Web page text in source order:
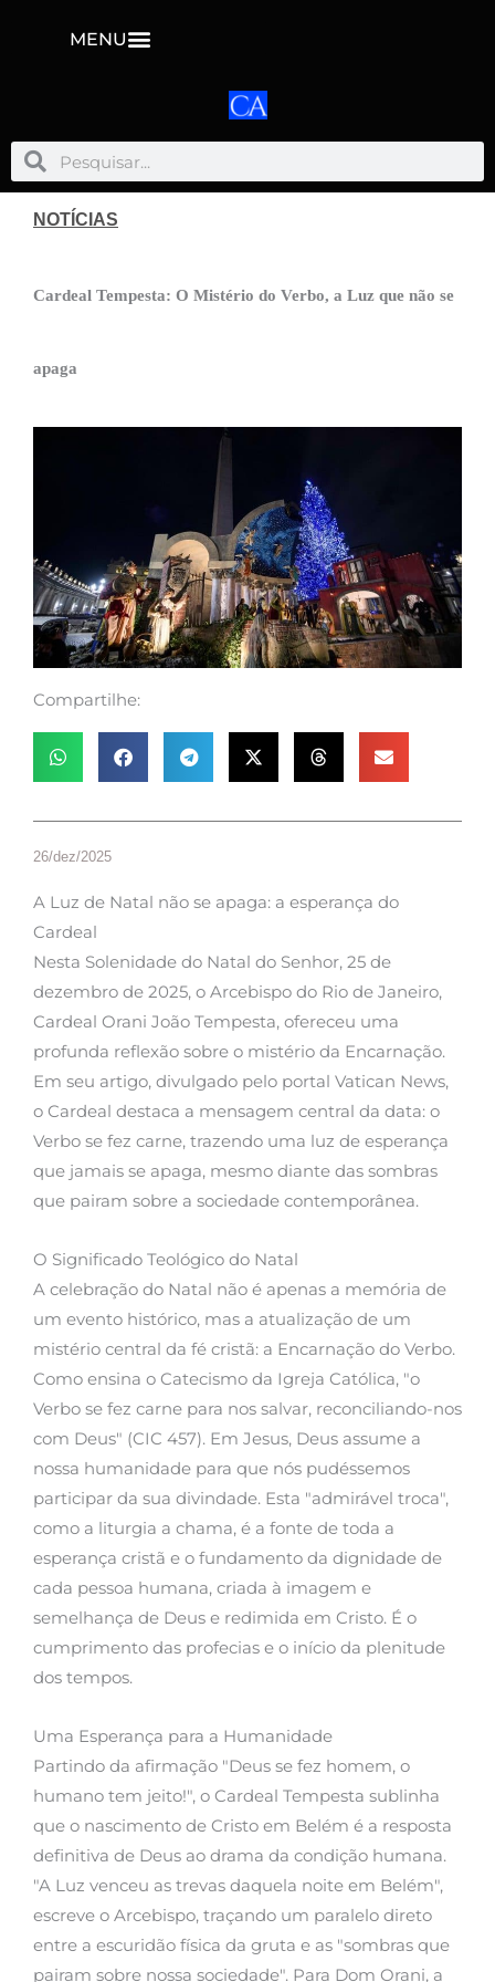
MENU
PesquisarPesquisar
NOTÍCIAS
Cardeal Tempesta: O Mistério do Verbo, a Luz que não se
apaga
Compartilhe:
26/dez/2025
A Luz de Natal não se apaga: a esperança do
Cardeal
Nesta Solenidade do Natal do Senhor, 25 de
dezembro de 2025, o Arcebispo do Rio de Janeiro,
Cardeal Orani João Tempesta, ofereceu uma
profunda reflexão sobre o mistério da Encarnação.
Em seu artigo, divulgado pelo portal Vatican News,
o Cardeal destaca a mensagem central da data: o
Verbo se fez carne, trazendo uma luz de esperança
que jamais se apaga, mesmo diante das sombras
que pairam sobre a sociedade contemporânea.
O Significado Teológico do Natal
A celebração do Natal não é apenas a memória de
um evento histórico, mas a atualização de um
mistério central da fé cristã: a Encarnação do Verbo.
Como ensina o Catecismo da Igreja Católica, "o
Verbo se fez carne para nos salvar, reconciliando-nos
com Deus" (CIC 457). Em Jesus, Deus assume a
nossa humanidade para que nós pudéssemos
participar da sua divindade. Esta "admirável troca",
como a liturgia a chama, é a fonte de toda a
esperança cristã e o fundamento da dignidade de
cada pessoa humana, criada à imagem e
semelhança de Deus e redimida em Cristo. É o
cumprimento das profecias e o início da plenitude
dos tempos.
Uma Esperança para a Humanidade
Partindo da afirmação "Deus se fez homem, o
humano tem jeito!", o Cardeal Tempesta sublinha
que o nascimento de Cristo em Belém é a resposta
definitiva de Deus ao drama da condição humana.
"A Luz venceu as trevas daquela noite em Belém",
escreve o Arcebispo, traçando um paralelo direto
entre a escuridão física da gruta e as "sombras que
pairam sobre nossa sociedade". Para Dom Orani, a